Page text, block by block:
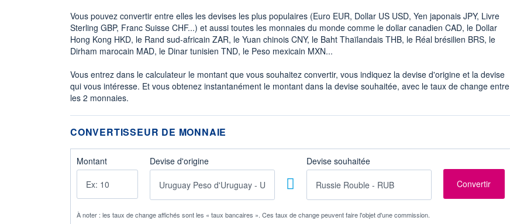
Vous pouvez convertir entre elles les devises les plus populaires (Euro EUR, Dollar US USD, Yen japonais JPY, Livre
Sterling GBP, Franc Suisse CHF...) et aussi toutes les monnaies du monde comme le dollar canadien CAD, le Dollar
Hong Kong HKD, le Rand sud-africain ZAR, le Yuan chinois CNY, le Baht Thaïlandais THB, le Réal brésilien BRS, le
Dirham marocain MAD, le Dinar tunisien TND, le Peso mexicain MXN...
Vous entrez dans le calculateur le montant que vous souhaitez convertir, vous indiquez la devise d'origine et la devise
qui vous intéresse. Et vous obtenez instantanément le montant dans la devise souhaitée, avec le taux de change entre
les 2 monnaies.
CONVERTISSEUR DE MONNAIE
Montant Devise d'origine Devise souhaitée
À noter : les taux de change affichés sont les « taux bancaires ». Ces taux de change peuvent faire l'objet d'une commission.